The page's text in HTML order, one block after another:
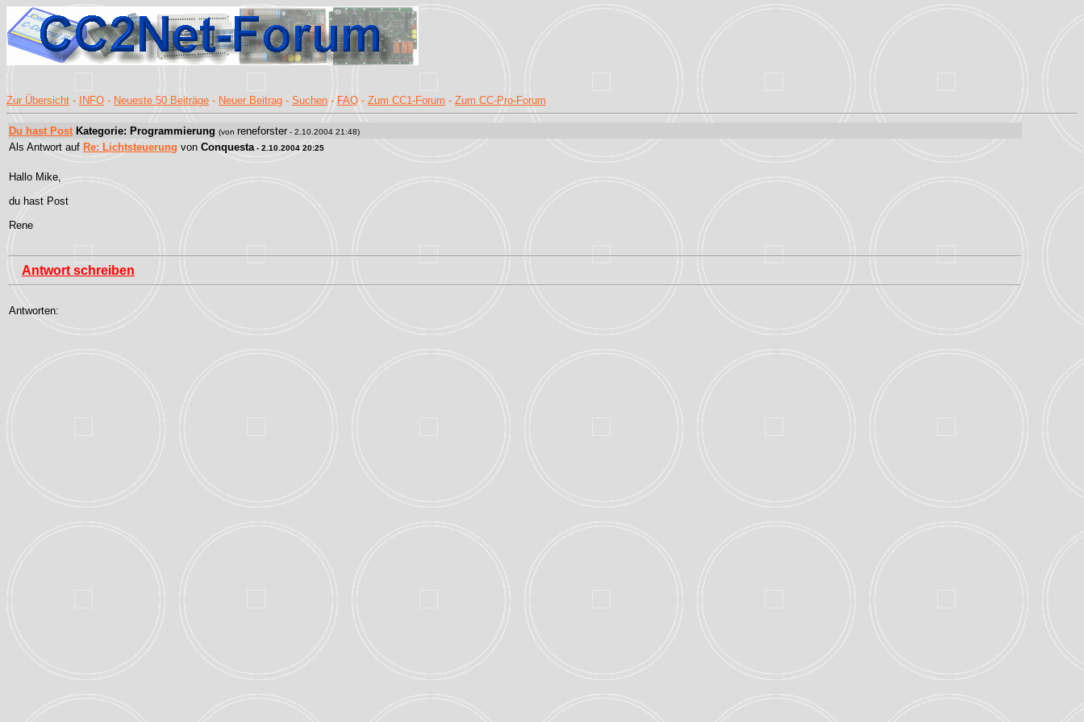
Zur Übersicht - INFO - Neueste 50 Beiträge - Neuer Beitrag - Suchen - FAQ - Zum CC1-Forum - Zum CC-Pro-Forum
Du hast PostKategorie: Programmierung (von reneforster - 2.10.2004 21:48)
Als Antwort auf Re: Lichtsteuerung von Conquesta - 2.10.2004 20:25
Hallo Mike,
du hast Post
Rene
Antwort schreiben
Antworten: